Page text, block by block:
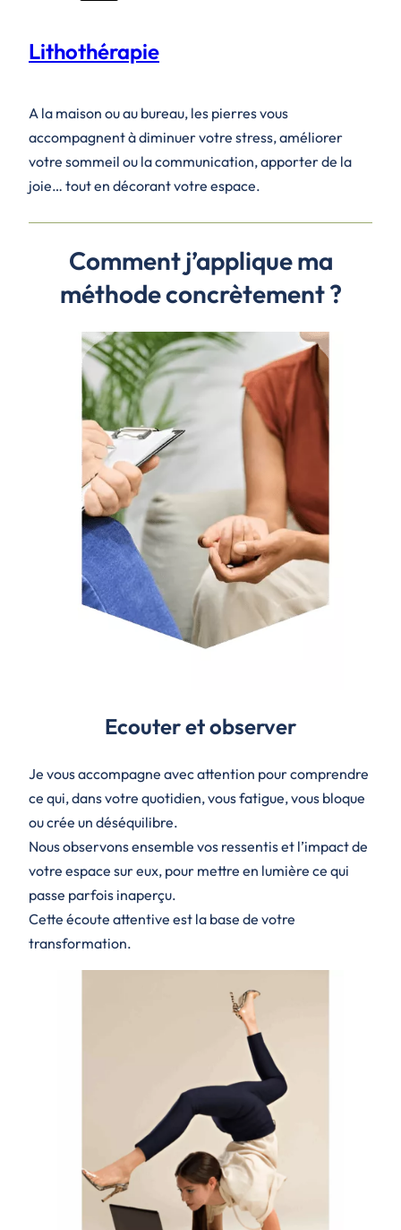
Lithothérapie
A la maison ou au bureau, les pierres vous
accompagnent à diminuer votre stress, améliorer
votre sommeil ou la communication, apporter de la
joie… tout en décorant votre espace.
Comment j’applique ma
méthode concrètement ?
Ecouter et observer
Je vous accompagne avec attention pour comprendre
ce qui, dans votre quotidien, vous fatigue, vous bloque
ou crée un déséquilibre.
Nous observons ensemble vos ressentis et l’impact de
votre espace sur eux, pour mettre en lumière ce qui
passe parfois inaperçu.
Cette écoute attentive est la base de votre
transformation.